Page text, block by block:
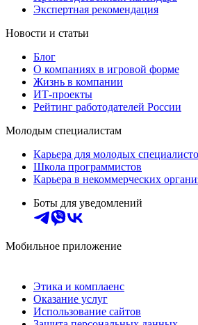
Экспертная рекомендация
Новости и статьи
Блог
О компаниях в игровой форме
Жизнь в компании
ИТ-проекты
Рейтинг работодателей России
Молодым специалистам
Карьера для молодых
Школа программистов
Карьера в некоммерческих
Боты для уведомлений
Мобильное приложение
Этика и комплаенс
Оказание услуг
Использование сайтов